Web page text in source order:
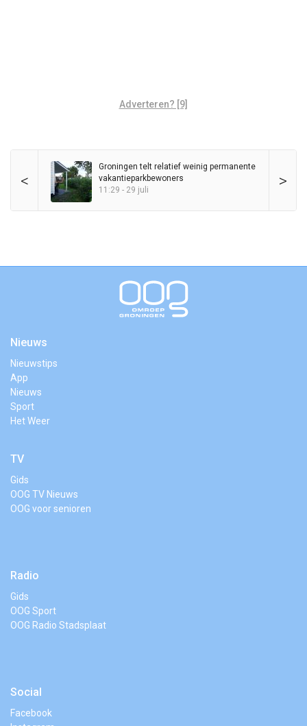
Adverteren? [9]
< >
Groningen telt relatief weinig permanente
vakantieparkbewoners
11:29 - 29 juli
Nieuws
Nieuwstips
App
Nieuws
Sport
Het Weer
TV
Gids
OOG TV Nieuws
OOG voor senioren
Radio
Gids
OOG Sport
OOG Radio Stadsplaat
Social
Facebook